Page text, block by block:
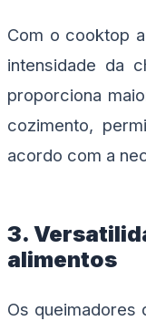
Com o cooktop
intensidade da
proporciona
cozimento,
acordo com a
3.
alimentos
Os queimadores